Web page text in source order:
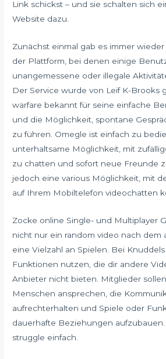
Link schickst – und sie schalten sich
Website dazu.
Zunächst einmal gab es immer
der Plattform, bei denen einige
unangemessene oder illegale
Der Service wurde von Leif K-Brooks
warfare bekannt für seine einfache
und die Möglichkeit, spontane
zu führen. Omegle ist einfach zu
unterhaltsame Möglichkeit, mit
zu chatten und sofort neue Freunde
jedoch eine various Möglichkeit, mit
auf Ihrem Mobiltelefon videochatten
Zocke online Single- und Multiplayer
nicht nur ein random video nach dem
eine Vielzahl an Spielen. Bei
Funktionen nutzen, die dir andere
Anbieter nicht bieten. Mitglieder
Menschen ansprechen, die
aufrechterhalten und Spiele oder
dauerhafte Beziehungen aufzubauen.
struggle einfach.